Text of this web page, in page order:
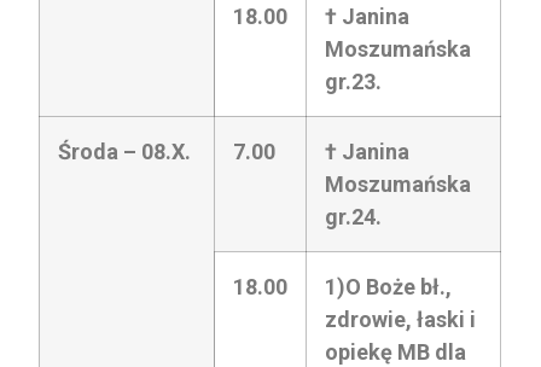
18.00
† Janina
Moszumańska
gr.23.
Środa – 08.X. 7.00
† Janina
Moszumańska
gr.24.
18.00
1)O Boże bł.,
zdrowie, łaski i
opiekę MB dla